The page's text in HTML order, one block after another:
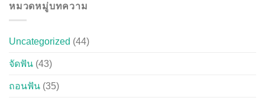
หมวดหมู่บทความ
Uncategorized (44)
จัดฟัน (43)
ถอนฟัน (35)